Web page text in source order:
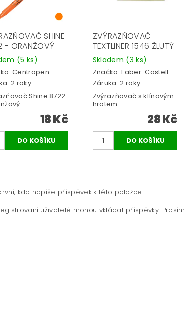
SHINE
- ORANŽOVÝ
(5 ks)
Centropen
2 roky
Shine 8722
18 Kč
ZVÝRAZŇOVAČ
TEXTLINER 1546 ŽLUTÝ
Skladem (3 ks)
Značka:Faber-Castell
Záruka: 2 roky
Zvýrazňovač s klínovým
hrotem
28 Kč
kdo napíše příspěvek k této položce.
uživatelé mohou vkládat příspěvky. Prosím